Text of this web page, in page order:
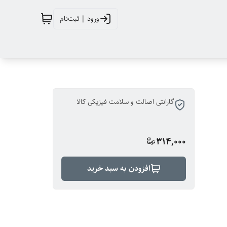
ورود | ثبت‌نام
گارانتی اصالت و سلامت فیزیکی کالا
314,000
افزودن به سبد خرید